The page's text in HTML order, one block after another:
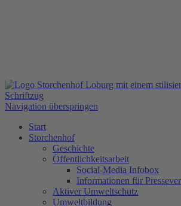
Navigation überspringen
Start
Storchenhof
Geschichte
Öffentlichkeitsarbeit
Social-Media Infobox
Informationen für
Aktiver Umweltschutz
Umweltbildung